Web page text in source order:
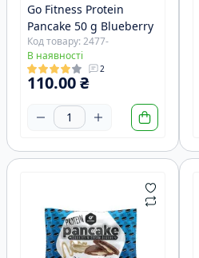
Go Fitness Protein
Pancake 50 g Blueberry
Код товару: 2477-
В наявності
2
110.00 ₴